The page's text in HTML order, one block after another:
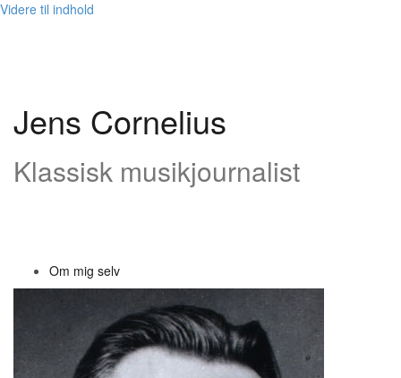
Videre til indhold
Jens Cornelius
Klassisk musikjournalist
Om mig selv